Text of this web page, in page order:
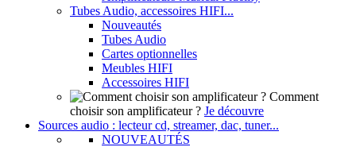
Tubes Audio, accessoires HIFI...
Nouveautés
Tubes Audio
Cartes optionnelles
Meubles HIFI
Accessoires HIFI
Comment
choisir son amplificateur ? Je découvre
Sources audio : lecteur cd, streamer, dac, tuner...
NOUVEAUTÉS